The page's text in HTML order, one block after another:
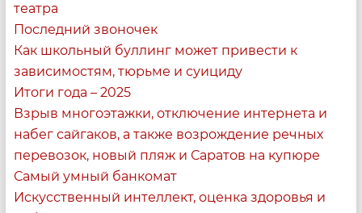
Итоги года – 2025
Взрыв многоэтажки, отключение интернета и набег
сайгаков, а также возрождение речных перевозок,
театра
Последний звоночек
Как школьный буллинг может привести к
зависимостям, тюрьме и суициду
Итоги года – 2025
Взрыв многоэтажки, отключение интернета и
набег сайгаков, а также возрождение речных
перевозок, новый пляж и Саратов на купюре
Самый умный банкомат
Искусственный интеллект, оценка здоровья и